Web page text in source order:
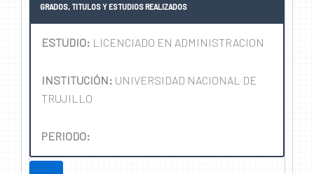
GRADOS, TITULOS Y ESTUDIOS REALIZADOS
ESTUDIO: LICENCIADO EN ADMINISTRACION
INSTITUCIÓN: UNIVERSIDAD NACIONAL DE
TRUJILLO
PERIODO: